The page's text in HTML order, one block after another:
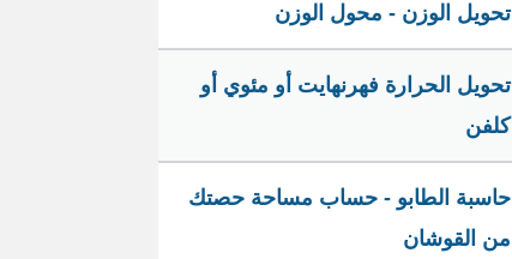
تحويل الوزن - محول الوزن
تحويل الحرارة فهرنهايت أو مئوي أو
كلفن
حاسبة الطابو - حساب مساحة حصتك
من القوشان